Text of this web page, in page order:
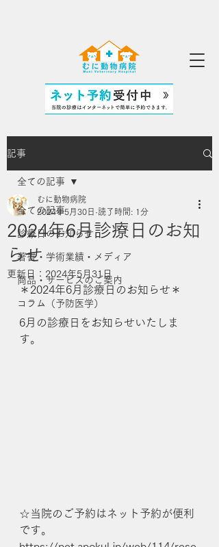
記事
全ての記事
診療日のお知らせ
著書・学術業績・メディア
商品・サービスのご案内
コラム（予防医学）
全ての記事
2024年6月診療日のお知
らせ
むに動物病院
2024年5月30日 読了時間: 1分
更新日： 2024年5月31日
＊2024年6月診療日のお知らせ＊
6月の診療日をお知らせいたしま
す。
☆当院のご予約はネット予約が便利
です。